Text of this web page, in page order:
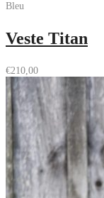
Bleu
Veste Titan
€210,00